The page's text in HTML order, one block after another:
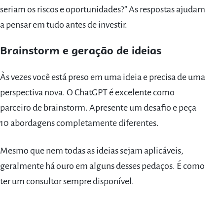
seriam os riscos e oportunidades?” As respostas ajudam
a pensar em tudo antes de investir.
Brainstorm e geração de ideias
Às vezes você está preso em uma ideia e precisa de uma
perspectiva nova. O ChatGPT é excelente como
parceiro de brainstorm. Apresente um desafio e peça
10 abordagens completamente diferentes.
Mesmo que nem todas as ideias sejam aplicáveis,
geralmente há ouro em alguns desses pedaços. É como
ter um consultor sempre disponível.